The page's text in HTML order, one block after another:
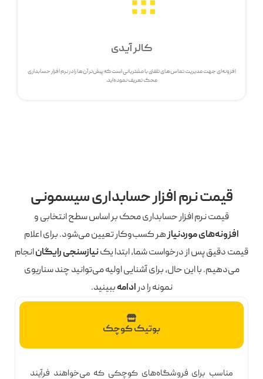
کالر آیدی
افزونه‌ای جهت مدیریت تماس‌های تلفنی با مشتریانی است که پیش‌تر آن‌ها را در نرم افزار حسابداری
محک تعریف نموده‌اید.
قیمت نرم افزار حسابداری سیسمونی
قیمت نرم افزار حسابداری محک بر اساس سطح انتخابی و
افزونه‌های موردنیازهر کسب‌وکار تعیین می‌شود. برای اعلام
دقیق پس از درخواست شما، ابتدا یکنیازسنجی رایگانانجام
می‌دهیم. با این حال، برای آشنایی اولیه می‌توانید چند سناریوی
نمونه را درادامهببینید.
بوتیک کوچک
مناسب برای فروشگاه‌های کوچکی که می‌خواهند فرآیند